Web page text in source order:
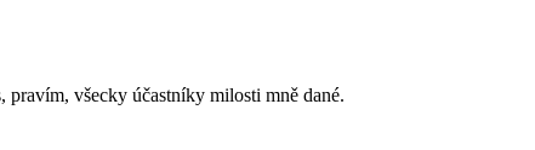
pravím, všecky účastníky milosti mně dané.